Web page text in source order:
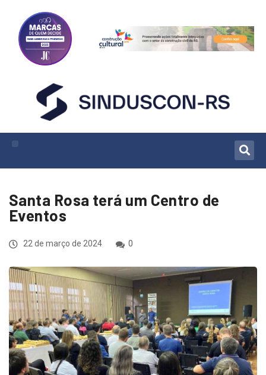
Santa Rosa terá um Centro de
Eventos
22 de março de 2024 0